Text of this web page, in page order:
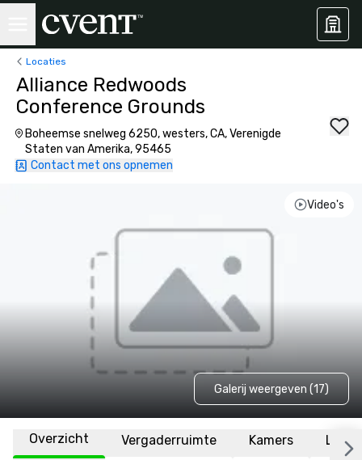
Locaties
Alliance Redwoods
Conference Grounds
Boheemse snelweg 6250, westers, CA, Verenigde
Staten van Amerika, 95465
Contact met ons opnemen
Video's
Galerij weergeven (17)
Overzicht Vergaderruimte Kamers